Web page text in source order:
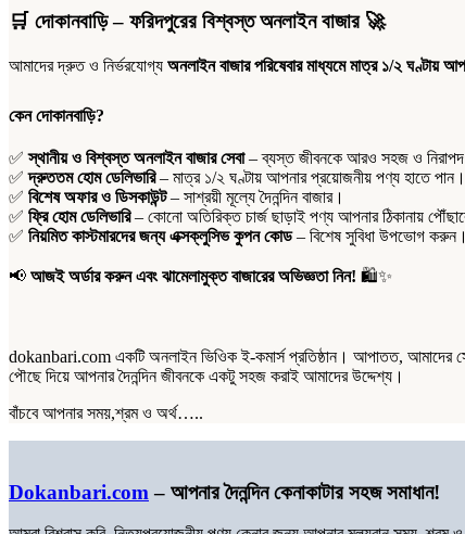
কেজি
🛒 দোকানবাড়ি – ফরিদপুরের বিশ্বস্ত অনলাইন বাজার🚀
আমাদের দ্রুত ও নির্ভরযোগ্য অনলাইন বাজার পরিষেবার মাধ্যমে মাত্র ১/২ ঘণ্টায়
কেন দোকানবাড়ি?
✅স্থানীয় ও বিশ্বস্ত অনলাইন বাজার সেবা– ব্যস্ত জীবনকে আরও সহজ ও নিরাপদ
✅দ্রুততম হোম ডেলিভারি– মাত্র ১/২ ঘণ্টায় আপনার প্রয়োজনীয় পণ্য হাতে পান।
✅ বিশেষ অফার ও ডিসকাউন্ট– সাশ্রয়ী মূল্যে দৈনন্দিন বাজার।
✅ ফ্রি হোম ডেলিভারি– কোনো অতিরিক্ত চার্জ ছাড়াই পণ্য আপনার ঠিকানায়
✅ নিয়মিত কাস্টমারদের জন্য এক্সক্লুসিভ কুপন কোড– বিশেষ সুবিধা উপভোগ করুন।
📢 আজই অর্ডার করুন এবং ঝামেলামুক্ত বাজারের অভিজ্ঞতা নিন! 🛍️✨
dokanbari.com একটি অনলাইন ভিওিক ই-কমার্স প্রতিষ্ঠান। আপাতত, আমাদের
পৌছে দিয়ে আপনার দৈনন্দিন জীবনকে একটু সহজ করাই আমাদের উদ্দেশ্য।
বাঁচবে আপনার সময়,শ্রম ও অর্থ…..
Dokanbari.com – আপনার দৈনন্দিন কেনাকাটার সহজ সমাধান!